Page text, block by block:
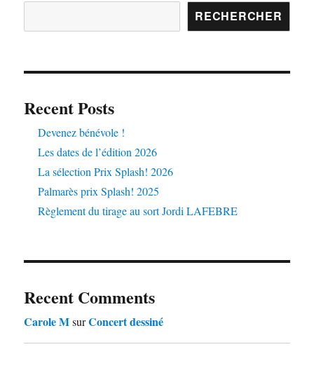
RECHERCHER
Recent Posts
Devenez bénévole !
Les dates de l’édition 2026
La sélection Prix Splash! 2026
Palmarès prix Splash! 2025
Règlement du tirage au sort Jordi LAFEBRE
Recent Comments
Carole MsurConcert dessiné